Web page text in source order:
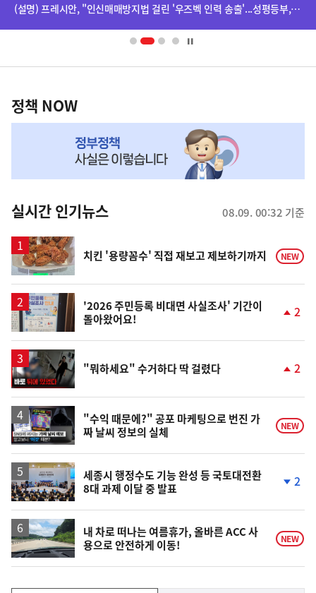
배
영
(설명) 프레시안, "인신매매방지법 걸린 '우즈벡 인력 송출'...성평등부,노동·법무부에 개선 요청" 관련
책
NOW,
뉴
스
정책 NOW
실시간 인기뉴스 08.09. 00:32 기준
치킨 '용량꼼수' 직접 재보고 제보하기까지 NEW
'2026 주민등록 비대면 사실조사' 기간이
돌아왔어요!
계
2
영
상
"뭐하세요" 수거하다 딱 걸렸다
계
승
2
영
상
"수익 때문에?" 공포 마케팅으로 번진 가
짜 날씨 정보의 실체
NEW
세종시 행정수도 기능 완성 등 국토대전환
8대 과제 이달 중 발표
계
락
2
내 차로 떠나는 여름휴가, 올바른 ACC 사
용으로 안전하게 이동!
NEW